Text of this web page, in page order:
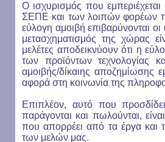
Ο ισχυρισμός που
ΣΕΠΕ και των λοιπών φορέων
εύλογη αμοιβή επιβαρύνονται
μετασχηματισμός της χώρας
μελέτες αποδεικνύουν ότι η
των προϊόντων τεχνολογίας
αμοιβής/δίκαιης αποζημίωσης
αφορά στη κοινωνία της
Επιπλέον, αυτό που
παράγονται και πωλούνται,
που απορρέει από τα έργα και
των μελών μας.